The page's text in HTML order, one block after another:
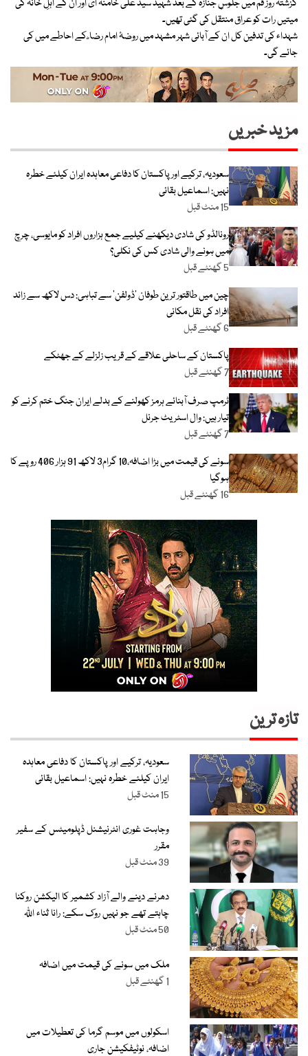
گزشتہ روز قم میں جلوسِ جنازہ کے بعد شہید سید علی خامنہ ای اور ان کے اہلِ خانہ کی
میتیں رات کو عراق منتقل کی گئی تھیں۔
شہداء کی تدفین کل ان کے آبائی شہر مشہد میں روضۂ امام رضا ؓ کے احاطے میں کی
جائے گی۔
مزید خبریں
سعودیہ، ترکیے اور پاکستان کا دفاعی معاہدہ ایران کیلئے خطرہ
نہیں: اسماعیل بقائی
15 منٹ قبل
رونالڈو کی شادی دیکھنے کیلیے جمع ہزاروں افراد کو مایوسی، چرچ
میں ہونے والی شادی کس کی نکلی؟
5 گھنٹے قبل
چین میں طاقتور ترین طوفان ‘ڈولفن’ سے تباہی: دس لاکھ سے زائد
افراد کی نقل مکانی
6 گھنٹے قبل
پاکستان کے ساحلی علاقے کے قریب زلزلے کے جھٹکے
7 گھنٹے قبل
ٹرمپ صرف آبنائے ہرمز کھولنے کے بدلے ایران جنگ ختم کرنے کو
تیار ہیں: وال اسٹریٹ جرنل
7 گھنٹے قبل
سونے کی قیمت میں بڑا اضافہ،10 گرام3 لاکھ 91 ہزار 406 روپے کا
ہوگیا
16 گھنٹے قبل
تازہ ترین
سعودیہ، ترکیے اور پاکستان کا دفاعی معاہدہ
ایران کیلئے خطرہ نہیں: اسماعیل بقائی
15 منٹ قبل
وجاہت غوری انٹرنیشنل ڈپلومیٹس کے سفیر
مقرر
39 منٹ قبل
دھرنے دینے والے آزاد کشمیر کا الیکشن روکنا
چاہتے تھے جو نہیں روک سکے: رانا ثناء اللّٰہ
50 منٹ قبل
ملک میں سونے کی قیمت میں اضافہ
1 گھنٹے قبل
اسکولوں میں موسم گرما کی تعطیلات میں
اضافہ، نوٹیفکیشن جاری